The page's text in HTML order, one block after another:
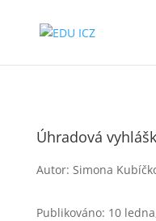
Úhradová
Autor: Simona
Publikováno: 10